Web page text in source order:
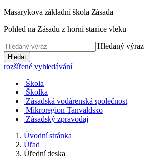
Masarykova základní škola Zásada
Pohled na Zásadu z horní stanice vleku
Hledaný výraz
Hledat
rozšířené vyhledávání
Škola
Školka
Zásadská vodárenská společnost
Mikroregion Tanvaldsko
Zásadský zpravodaj
Úvodní stránka
Úřad
Úřední deska